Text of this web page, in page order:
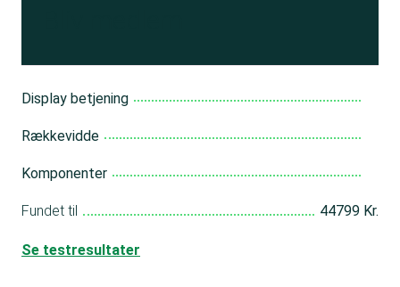
Display betjening
Rækkevidde
Komponenter
Fundet til 44799 Kr.
Se testresultater